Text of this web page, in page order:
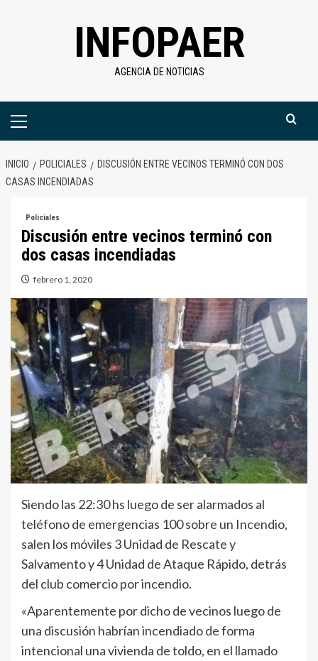
INFOPAER
AGENCIA DE NOTICIAS
Menú
INICIO POLICIALES
DISCUSIÓN ENTRE VECINOS TERMINÓ CON DOS
CASAS INCENDIADAS
Policiales
Discusión entre vecinos terminó con
dos casas incendiadas
febrero 1, 2020
Siendo las 22:30 hs luego de ser alarmados al
teléfono de emergencias 100 sobre un Incendio,
salen los móviles 3 Unidad de Rescate y
Salvamento y 4 Unidad de Ataque Rápido, detrás
del club comercio por incendio.
«Aparentemente por dicho de vecinos luego de
una discusión habrían incendiado de forma
intencional una vivienda de toldo, en el llamado